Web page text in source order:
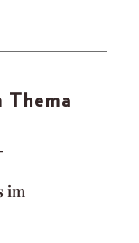
Thema
im